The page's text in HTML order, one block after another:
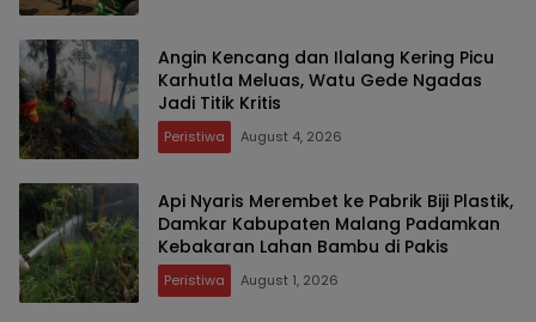
Angin Kencang dan Ilalang Kering Picu
Karhutla Meluas, Watu Gede Ngadas
Jadi Titik Kritis
Peristiwa August 4, 2026
Api Nyaris Merembet ke Pabrik Biji Plastik,
Damkar Kabupaten Malang Padamkan
Kebakaran Lahan Bambu di Pakis
Peristiwa August 1, 2026